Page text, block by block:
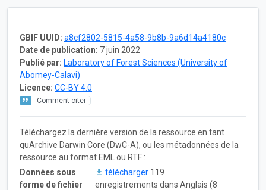
GBIF UUID: a8cf2802-5815-4a58-9b8b-9a6d14a4180c
Date de publication: 7 juin 2022
Publié par: Laboratory of Forest Sciences (University of
Abomey-Calavi)
Licence: CC-BY 4.0
Comment citer
Téléchargez la dernière version de la ressource en tant
quArchive Darwin Core (DwC-A), ou les métadonnées de la
ressource au format EML ou RTF :
Données sous
forme de fichier
télécharger 119
enregistrements dans Anglais (8